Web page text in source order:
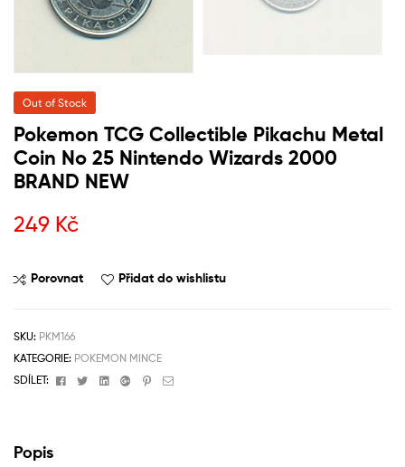
Out of Stock
Pokemon TCG Collectible Pikachu Metal
Coin No 25 Nintendo Wizards 2000
BRAND NEW
249 Kč
Porovnat Přidat do wishlistu
SKU: PKM166
KATEGORIE: POKEMON MINCE
SDÍLET:
FacebookTwitterLinkedinGoogle+Pinterest
Email
Popis